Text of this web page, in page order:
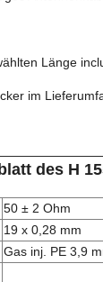
Länge
im
des H
50 ± 2 Ohm
19 x 0,28 mm
Gas inj. PE 3,9